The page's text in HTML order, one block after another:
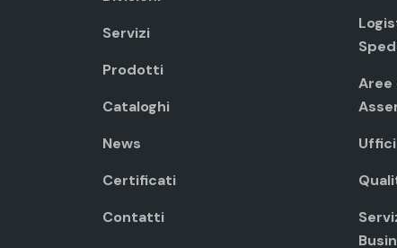
Servizi
Prodotti
Cataloghi
News
Certificati
Contatti
Aree